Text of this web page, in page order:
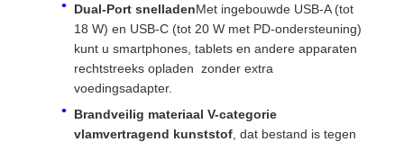
Dual-Port snelladenMet ingebouwde USB-A (tot
18 W) en USB-C (tot 20 W met PD-ondersteuning)
kunt u smartphones, tablets en andere apparaten
rechtstreeks opladen  zonder extra
voedingsadapter.
Brandveilig materiaal V-categorie
vlamvertragend kunststof, dat bestand is tegen